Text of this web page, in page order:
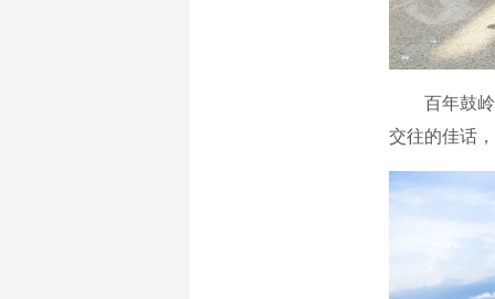
百年鼓岭
交往的佳话